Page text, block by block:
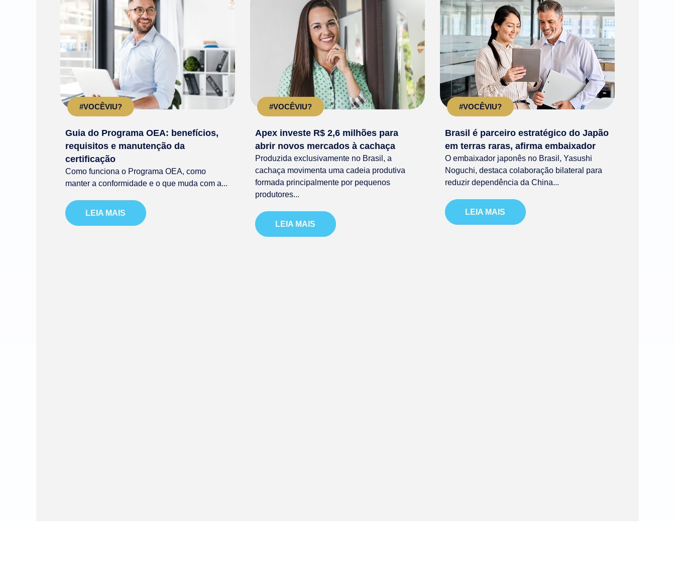
#VOCÊVIU?
Guia do Programa OEA: benefícios,
requisitos e manutenção da
certificação
Como funciona o Programa OEA, como
manter a conformidade e o que muda com a...
LEIA MAIS
#VOCÊVIU?
Apex investe R$ 2,6 milhões para
abrir novos mercados à cachaça
Produzida exclusivamente no Brasil, a
cachaça movimenta uma cadeia produtiva
formada principalmente por pequenos
produtores...
LEIA MAIS
#VOCÊVIU?
Brasil é parceiro estratégico do Japão
em terras raras, afirma embaixador
O embaixador japonês no Brasil, Yasushi
Noguchi, destaca colaboração bilateral para
reduzir dependência da China...
LEIA MAIS